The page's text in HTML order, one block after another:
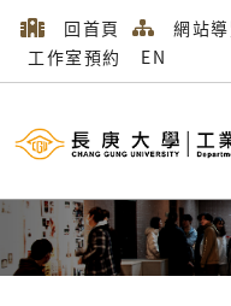
回首頁 網站
工作室預約
EN